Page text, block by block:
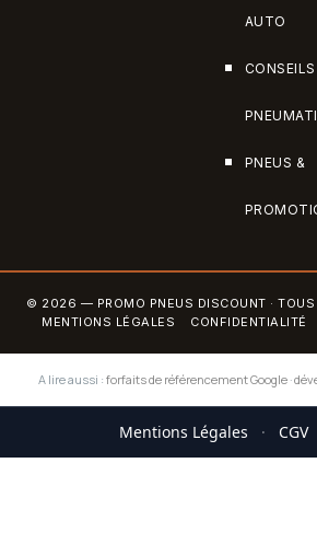
AUTO
CONSEILS
PNEUS &
© 2026 — PROMO PNEUS DISCOUNT · TOUS
MENTIONS LÉGALES
CONFIDENTIALITÉ
A lire aussi : forfaits de référencement Google ·
Mentions Légales · CGV